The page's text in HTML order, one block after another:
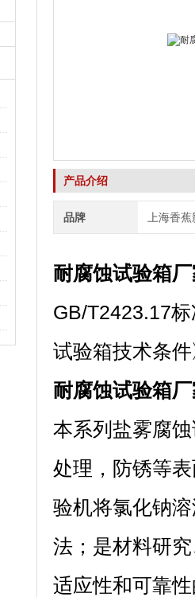
产品介绍
品牌 上海香
耐腐蚀试验箱
GB/T2423.17标
试验箱技术条件
耐腐蚀试验箱
本系列盐雾腐蚀
处理，防锈
验机将氯化钠溶
法；是材料研究
适应性和可靠性